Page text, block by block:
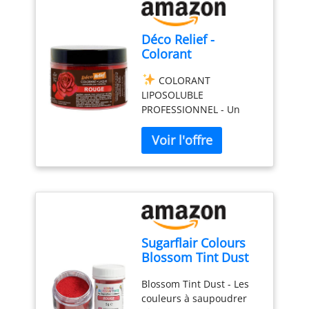
et de pâtisseries faits
maison sans vous soucier
d'ingrédients
indésirables Agent de
crème de tartre de
Castello since 1907 agit
en tant qu'agent de
gazéification naturel pour
la préparation de
meringues, gâteaux,
biscuits, macarons,
encore. Sa capacité à
créer des textures
moelleuses et légères en
fait un ingrédient
Supplément naturel de
potassium: En plus de
traditionnelle pour élever
toutes vos créations
pâtissières. AGENT
LEVANT ET TEXTURE
agent levant naturel
indispensable pour
stabiliser les blancs
d'œufs en neige et
augmenter leur volume.
Obtenez des textures
incroyablement légères
soufflés, biscuits et
gâteaux. LEVURE
CHIMIQUE MAISON ET
NATURELLE: Créez
poudre à lever sans
additifs nocifs. Mélangez
Déco Relief -
Colorant
20 g - Colorant
Liposoluble en
Poudre - Ingrédient
Cuisine & Pâtisserie
- Pour Crèmes au
Beurre, Chocolat,
Pâtes d’Amande,
COLORANT
LIPOSOLUBLE
PROFESSIONNEL - Un
colorant alimentaire «
laqu頻 liposoluble pour
colorer vos préparations
d’un joli rouge intense.
idéal pour la coloration
de vos crèmes au beurre,
chocolats, pâtes
d’amande, ganaches et
autres préparations
INTENSE - Ce colorant en
poudre se mélange
Sugarflair Colours
Blossom Tint Dust
Alimentaire Poudre
pour Gâteaux, Pâte
Blossom Tint Dust - Les
couleurs à saupoudrer